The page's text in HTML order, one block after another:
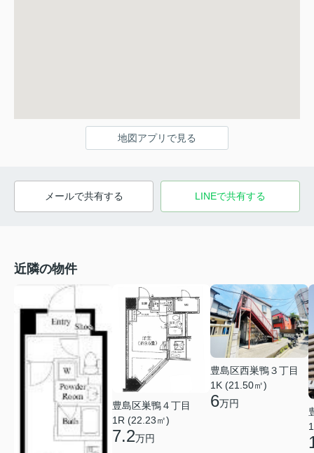
地図アプリで見る
メールで共有する LINEで共有する
近隣の物件
豊島区巣鴨４丁目
1R (22.23㎡)
7.2万円
豊島区西巣鴨３丁目
1K (21.50㎡)
6万円